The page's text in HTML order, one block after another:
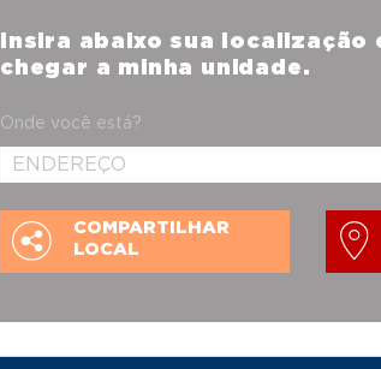
Insira abaixo sua localização
chegar a minha unidade.
Onde você está?
COMPARTILHAR
LOCAL